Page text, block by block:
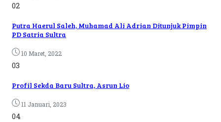
02
Putra Haerul Saleh, Muhamad Ali Adrian Ditunjuk Pimpin
PD Satria Sultra
10 Maret, 2022
03
Profil Sekda Baru Sultra, Asrun Lio
11 Januari, 2023
04